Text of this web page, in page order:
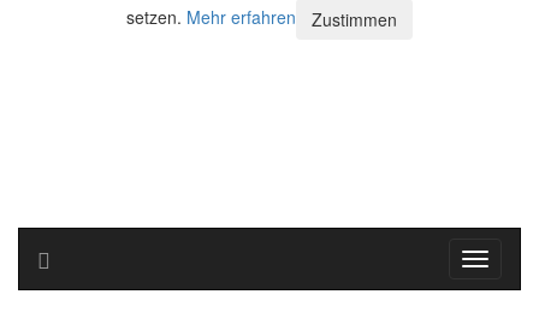
setzen. Mehr erfahren Zustimmen
Toggle